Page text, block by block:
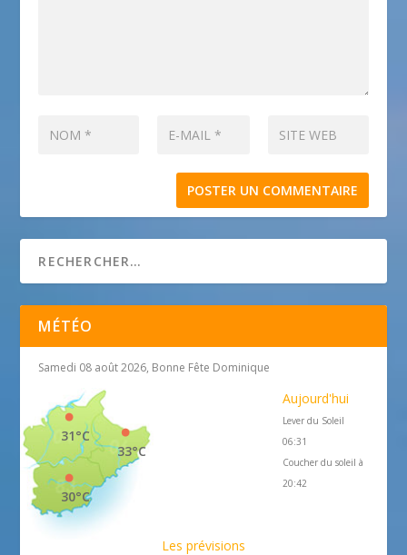
MÉTÉO
Samedi 08 août 2026, Bonne Fête Dominique
33°C
31°C
30°C
Aujourd'hui
Lever du Soleil
06:31
Coucher du soleil à
20:42
Les prévisions